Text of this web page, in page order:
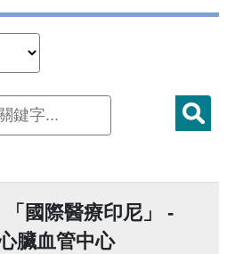
「國際醫療印尼」 -
臟血管中心